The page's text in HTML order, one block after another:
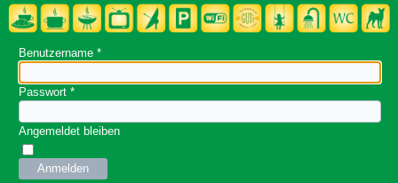
Benutzername *
Passwort *
Angemeldet bleiben
Anmelden